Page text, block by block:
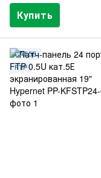
Купить
CAT.5E
FTP